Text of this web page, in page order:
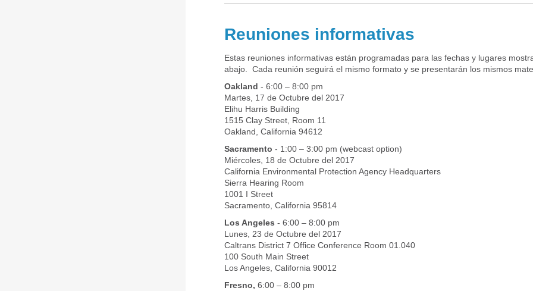
Reuniones informativas
Estas reuniones informativas están programadas para las fechas y lugares
abajo. Cada reunión seguirá el mismo formato y se presentarán los mismos
Oakland - 6:00 – 8:00 pm
Martes, 17 de Octubre del 2017
Elihu Harris Building
1515 Clay Street, Room 11
Oakland, California 94612
Sacramento - 1:00 – 3:00 pm (webcast option)
Miércoles, 18 de Octubre del 2017
California Environmental Protection Agency Headquarters
Sierra Hearing Room
1001 I Street
Sacramento, California 95814
Los Angeles - 6:00 – 8:00 pm
Lunes, 23 de Octubre del 2017
Caltrans District 7 Office Conference Room 01.040
100 South Main Street
Los Angeles, California 90012
Fresno, 6:00 – 8:00 pm